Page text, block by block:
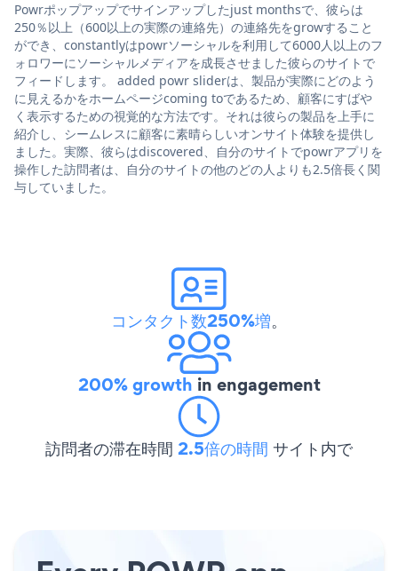
Powrポップアップでサインアップしたjust monthsで、彼らは
250％以上（600以上の実際の連絡先）の連絡先をgrowすること
ができ、constantlyはpowrソーシャルを利用して6000人以上のフ
ォロワーにソーシャルメディアを成長させました彼らのサイトで
フィードします。 added powr sliderは、製品が実際にどのよう
に見えるかをホームページcoming toであるため、顧客にすばや
く表示するための視覚的な方法です。それは彼らの製品を上手に
紹介し、シームレスに顧客に素晴らしいオンサイト体験を提供し
ました。実際、彼らはdiscovered、自分のサイトでpowrアプリを
操作した訪問者は、自分のサイトの他のどの人よりも2.5倍長く関
与していました。
コンタクト数250%増。
200% growth in engagement
訪問者の滞在時間 2.5倍の時間 サイト内で